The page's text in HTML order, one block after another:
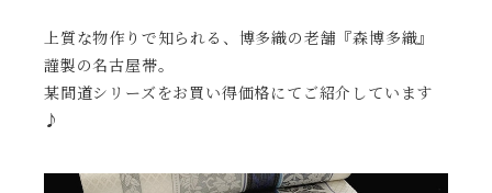
上質な物作りで知られる、博多織の老舗『森博多織』
謹製の名古屋帯。
某間道シリーズをお買い得価格にてご紹介しています
♪